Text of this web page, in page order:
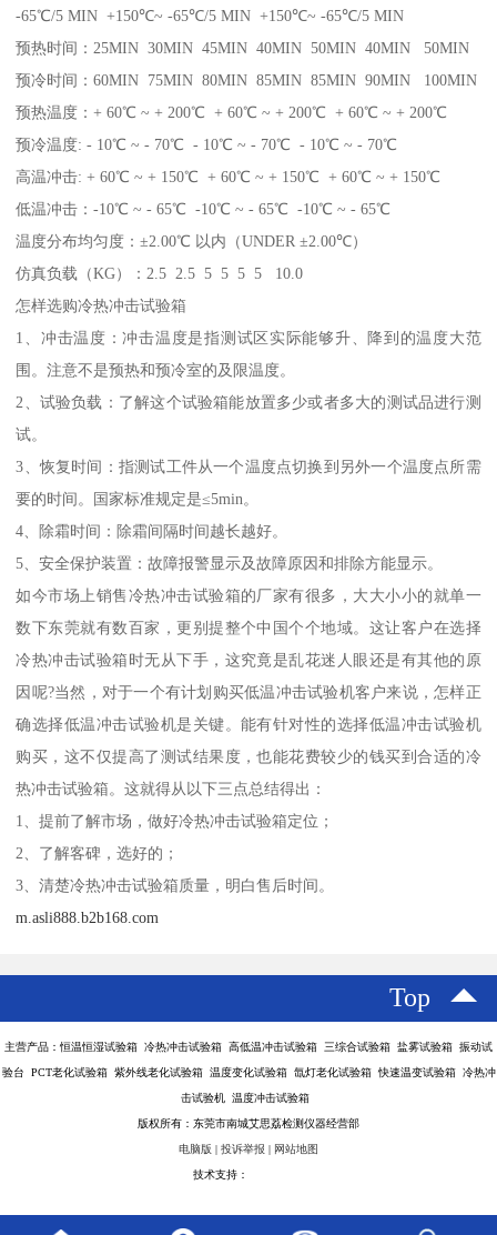
-65℃/5 MIN +150℃~ -65℃/5 MIN +150℃~ -65℃/5 MIN
预热时间：25MIN 30MIN 45MIN 40MIN 50MIN 40MIN 50MIN
预冷时间：60MIN 75MIN 80MIN 85MIN 85MIN 90MIN 100MIN
预热温度：+ 60℃ ~ + 200℃ + 60℃ ~ + 200℃ + 60℃ ~ + 200℃
预冷温度: - 10℃ ~ - 70℃ - 10℃ ~ - 70℃ - 10℃ ~ - 70℃
高温冲击: + 60℃ ~ + 150℃ + 60℃ ~ + 150℃ + 60℃ ~ + 150℃
低温冲击：-10℃ ~ - 65℃ -10℃ ~ - 65℃ -10℃ ~ - 65℃
温度分布均匀度：±2.00℃ 以内（UNDER ±2.00℃）
仿真负载（KG）：2.5 2.5 5 5 5 5 10.0
怎样选购冷热冲击试验箱
1、冲击温度：冲击温度是指测试区实际能够升、降到的温度大范
围。注意不是预热和预冷室的及限温度。
2、试验负载：了解这个试验箱能放置多少或者多大的测试品进行测
试。
3、恢复时间：指测试工件从一个温度点切换到另外一个温度点所需
要的时间。国家标准规定是≤5min。
4、除霜时间：除霜间隔时间越长越好。
5、安全保护装置：故障报警显示及故障原因和排除方能显示。
如今市场上销售冷热冲击试验箱的厂家有很多，大大小小的就单一
数下东莞就有数百家，更别提整个中国个个地域。这让客户在选择
冷热冲击试验箱时无从下手，这究竟是乱花迷人眼还是有其他的原
因呢?当然，对于一个有计划购买低温冲击试验机客户来说，怎样正
确选择低温冲击试验机是关键。能有针对性的选择低温冲击试验机
购买，这不仅提高了测试结果度，也能花费较少的钱买到合适的冷
热冲击试验箱。这就得从以下三点总结得出：
1、提前了解市场，做好冷热冲击试验箱定位；
2、了解客碑，选好的；
3、清楚冷热冲击试验箱质量，明白售后时间。
m.asli888.b2b168.com
Top
主营产品：恒温恒湿试验箱 冷热冲击试验箱 高低温冲击试验箱 三综合试验箱 盐雾试验箱 振动试
验台 PCT老化试验箱 紫外线老化试验箱 温度变化试验箱 氙灯老化试验箱 快速温变试验箱 冷热冲
击试验机 温度冲击试验箱
版权所有：东莞市南城艾思荔检测仪器经营部
电脑版 | 投诉举报 | 网站地图
技术支持：